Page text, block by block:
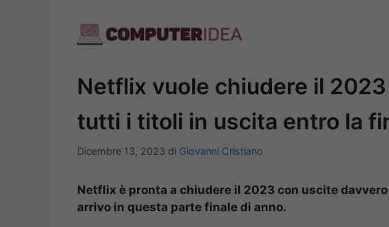
Netflix vuole chiudere il
tutti i titoli in uscita entro la
Dicembre 13, 2023 di Giovanni Cristiano
Netflix è pronta a chiudere il 2023 con uscite
arrivo in questa parte finale di anno.